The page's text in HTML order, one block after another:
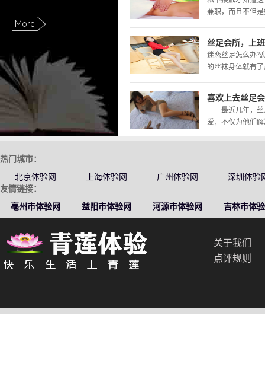
More
兼职，而且不但
丝足会所，上
迷恋丝足怎么办?
的丝袜身体就有
喜欢上去丝足
最近几年，丝
爱，不仅为他们
热门城市：
北京体验网
上海体验网 广州体验网
深圳体验
友情链接：
亳州市体验网
益阳市体验网 河源市体验网 吉林市体
关于我们
点评规则